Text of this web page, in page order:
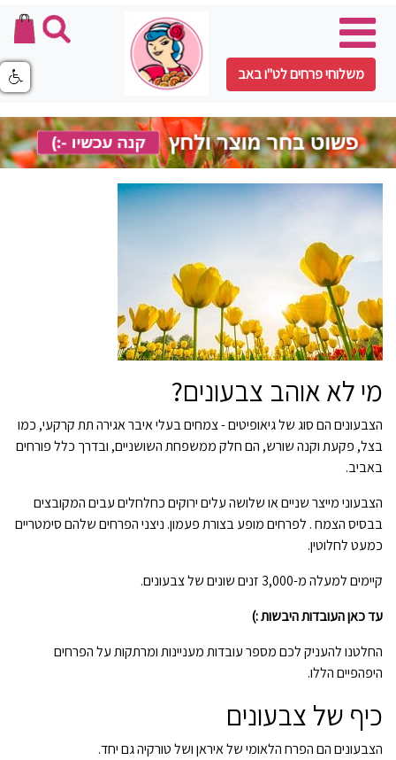
משלוחי פרחים לט"ו באב
מי לא אוהב צבעונים?
הצבעונים הם סוג של גיאופיטים - צמחים בעלי איבר אגירה תת קרקעי, כמו
בצל, פקעת וקנה שורש, הם חלק ממשפחת השושניים, ובדרך כלל פורחים
באביב.
הצבעוני מייצר שניים או שלושה עלים ירוקים כחלחלים עבים המקובצים
בבסיס הצמח . לפרחים מופע בצורת פעמון. ניצני הפרחים שלהם סימטריים
כמעט לחלוטין.
קיימים למעלה מ-3,000 זנים שונים של צבעונים.
עד כאן העובדות היבשות :)
החלטנו להעניק לכם מספר עובדות מעניינות ומרתקות על הפרחים
היפהפיים הללו.
כיף של צבעונים
הצבעונים הם הפרח הלאומי של איראן ושל טורקיה גם יחד.